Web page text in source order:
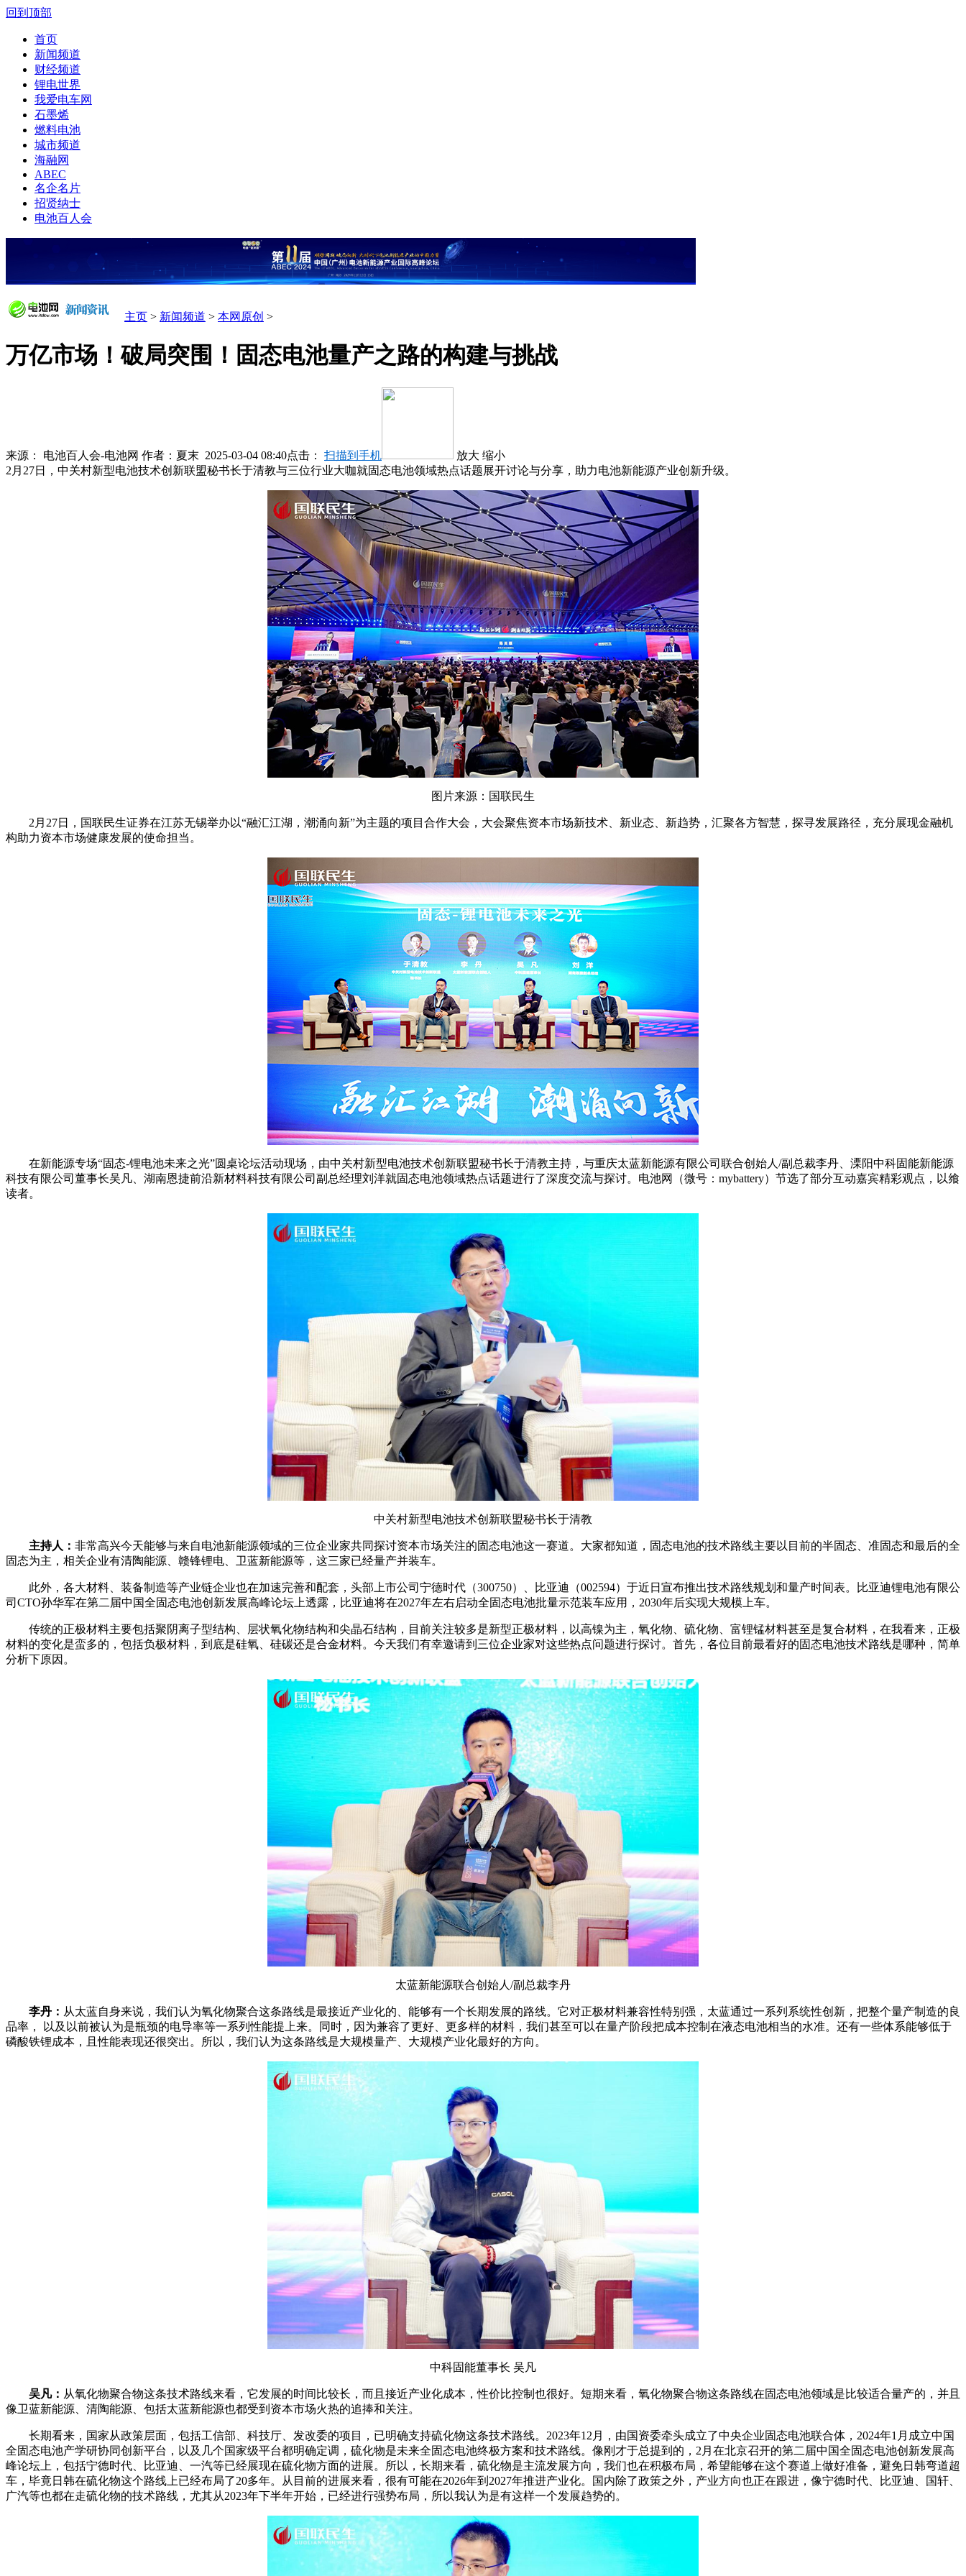
回到顶部
首页
新闻频道
财经频道
锂电世界
我爱电车网
石墨烯
燃料电池
城市频道
海融网
ABEC
名企名片
招贤纳士
电池百人会
主页 > 新闻频道 > 本网原创 >
万亿市场！破局突围！固态电池量产之路的构建与挑战
来源： 电池百人会-电池网 作者： 夏末 2025-03-04 08:40点击： 扫描到手机 放大 缩小
2月27日，中关村新型电池技术创新联盟秘书长于清教与三位行业大咖就固态电池领域热点话题展开讨论与分享，助力电池新能源产业创新升级。
图片来源：国联民生
2月27日，国联民生证券在江苏无锡举办以“融汇江湖，潮涌向新”为主题的项目合作大会，大会聚焦资本市场新技术、新业态、新趋势，汇聚各方智慧，探寻发展路径，充分展现金融机
构助力资本市场健康发展的使命担当。
在新能源专场“固态-锂电池未来之光”圆桌论坛活动现场，由中关村新型电池技术创新联盟秘书长于清教主持，与重庆太蓝新能源有限公司联合创始人/副总裁李丹、溧阳中科固能新能源
科技有限公司董事长吴凡、湖南恩捷前沿新材料科技有限公司副总经理刘洋就固态电池领域热点话题进行了深度交流与探讨。电池网（微号：mybattery）节选了部分互动嘉宾精彩观点，以飨
读者。
中关村新型电池技术创新联盟秘书长于清教
主持人： 非常高兴今天能够与来自电池新能源领域的三位企业家共同探讨资本市场关注的固态电池这一赛道。大家都知道，固态电池的技术路线主要以目前的半固态、准固态和最后的全
固态为主，相关企业有清陶能源、赣锋锂电、卫蓝新能源等，这三家已经量产并装车。
此外，各大材料、装备制造等产业链企业也在加速完善和配套，头部上市公司宁德时代（300750）、比亚迪（002594）于近日宣布推出技术路线规划和量产时间表。比亚迪锂电池有限公
司CTO孙华军在第二届中国全固态电池创新发展高峰论坛上透露，比亚迪将在2027年左右启动全固态电池批量示范装车应用，2030年后实现大规模上车。
传统的正极材料主要包括聚阴离子型结构、层状氧化物结构和尖晶石结构，目前关注较多是新型正极材料，以高镍为主，氧化物、硫化物、富锂锰材料甚至是复合材料，在我看来，正极
材料的变化是蛮多的，包括负极材料，到底是硅氧、硅碳还是合金材料。今天我们有幸邀请到三位企业家对这些热点问题进行探讨。首先，各位目前最看好的固态电池技术路线是哪种，简单
分析下原因。
太蓝新能源联合创始人/副总裁李丹
李丹： 从太蓝自身来说，我们认为氧化物聚合这条路线是最接近产业化的、能够有一个长期发展的路线。它对正极材料兼容性特别强，太蓝通过一系列系统性创新，把整个量产制造的良
品率， 以及以前被认为是瓶颈的电导率等一系列性能提上来。同时，因为兼容了更好、更多样的材料，我们甚至可以在量产阶段把成本控制在液态电池相当的水准。还有一些体系能够低于
磷酸铁锂成本，且性能表现还很突出。所以，我们认为这条路线是大规模量产、大规模产业化最好的方向。
中科固能董事长 吴凡
吴凡： 从氧化物聚合物这条技术路线来看，它发展的时间比较长，而且接近产业化成本，性价比控制也很好。短期来看，氧化物聚合物这条路线在固态电池领域是比较适合量产的，并且
像卫蓝新能源、清陶能源、包括太蓝新能源也都受到资本市场火热的追捧和关注。
长期看来，国家从政策层面，包括工信部、科技厅、发改委的项目，已明确支持硫化物这条技术路线。2023年12月，由国资委牵头成立了中央企业固态电池联合体，2024年1月成立中国
全固态电池产学研协同创新平台，以及几个国家级平台都明确定调，硫化物是未来全固态电池终极方案和技术路线。像刚才于总提到的，2月在北京召开的第二届中国全固态电池创新发展高
峰论坛上，包括宁德时代、比亚迪、一汽等已经展现在硫化物方面的进展。所以，长期来看，硫化物是主流发展方向，我们也在积极布局，希望能够在这个赛道上做好准备，避免日韩弯道超
车，毕竟日韩在硫化物这个路线上已经布局了20多年。从目前的进展来看，很有可能在2026年到2027年推进产业化。国内除了政策之外，产业方向也正在跟进，像宁德时代、比亚迪、国轩、
广汽等也都在走硫化物的技术路线，尤其从2023年下半年开始，已经进行强势布局，所以我认为是有这样一个发展趋势的。